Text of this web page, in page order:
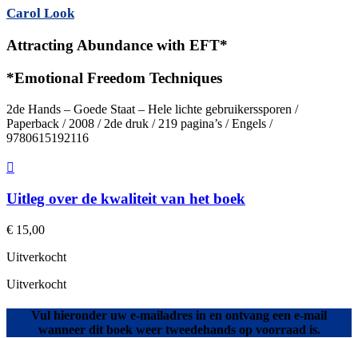
Carol Look
Attracting Abundance with EFT*
*Emotional Freedom Techniques
2de Hands – Goede Staat – Hele lichte gebruikerssporen /
Paperback / 2008 / 2de druk / 219 pagina’s / Engels /
9780615192116
Uitleg over de kwaliteit van het boek
€ 15,00
Uitverkocht
Uitverkocht
Vul hieronder uw e-mailadres in en ontvang een e-mail
wanneer dit boek weer tweedehands op voorraad is.